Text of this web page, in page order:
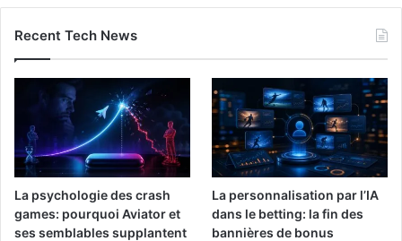
Recent Tech News
La psychologie des crash
games: pourquoi Aviator et
ses semblables supplantent
La personnalisation par l’IA
dans le betting: la fin des
bannières de bonus